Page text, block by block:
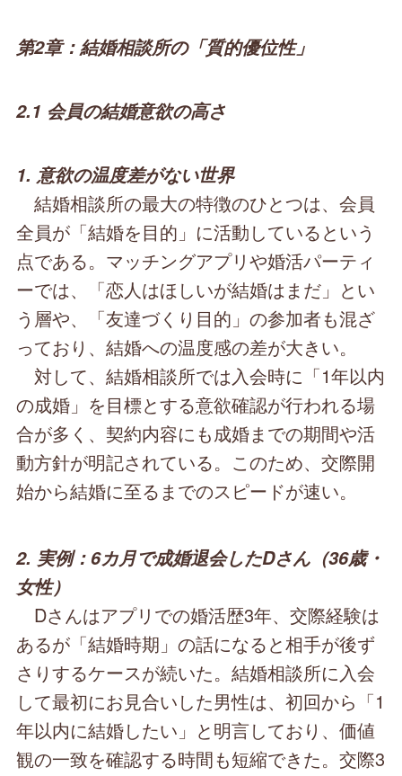
第2章：結婚相談所の「質的優位性」
2.1 会員の結婚意欲の高さ
1. 意欲の温度差がない世界
結婚相談所の最大の特徴のひとつは、会員
全員が「結婚を目的」に活動しているという
点である。マッチングアプリや婚活パーティ
ーでは、「恋人はほしいが結婚はまだ」とい
う層や、「友達づくり目的」の参加者も混ざ
っており、結婚への温度感の差が大きい。
対して、結婚相談所では入会時に「1年以内
の成婚」を目標とする意欲確認が行われる場
合が多く、契約内容にも成婚までの期間や活
動方針が明記されている。このため、交際開
始から結婚に至るまでのスピードが速い。
2. 実例：6カ月で成婚退会したDさん（36歳・
女性）
Dさんはアプリでの婚活歴3年、交際経験は
あるが「結婚時期」の話になると相手が後ず
さりするケースが続いた。結婚相談所に入会
して最初にお見合いした男性は、初回から「1
年以内に結婚したい」と明言しており、価値
観の一致を確認する時間も短縮できた。交際3